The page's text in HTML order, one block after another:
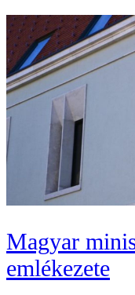
Magyar
emlékezete